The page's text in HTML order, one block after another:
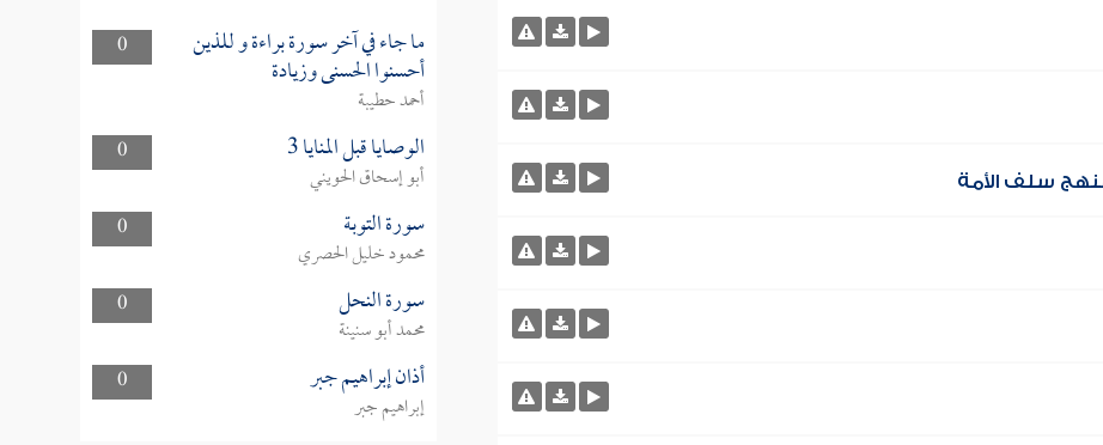
سلف الأمة
0 ما جاء في آخر سورة براءة و للذين
أحسنوا الحسنى وزيادة
أحمد حطيبة
0
الوصايا قبل المنايا 3
أبو إسحاق الحويني
0
سورة التوبة
محمود خليل الحصري
0
سورة النحل
محمد أبو سنينة
0
أذان إبراهيم جبر
إبراهيم جبر